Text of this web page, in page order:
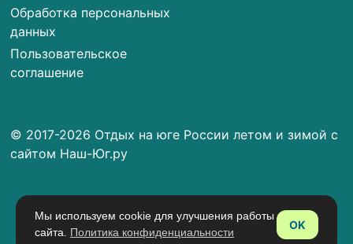
Обработка персональных
данных
Пользовательское
соглашение
© 2017-2026 Отдых на юге России летом и зимой с
сайтом Наш-Юг.ру
Мы используем cookie для улучшения работы
сайта. Политика конфиденциальности
OK